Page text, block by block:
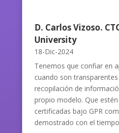
D. Carlos Vizoso.
University
18-Dic-2024
Tenemos que confiar en
cuando son
recopilación de
propio modelo. Que
certificadas bajo GPR
demostrado con el